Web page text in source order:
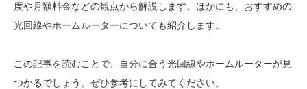
度や月額料金などの観点から解説します。ほかにも、おすすめの
光回線やホームルーターについても紹介します。
この記事を読むことで、自分に合う光回線やホームルーターが見
つかるでしょう。ぜひ参考にしてみてください。